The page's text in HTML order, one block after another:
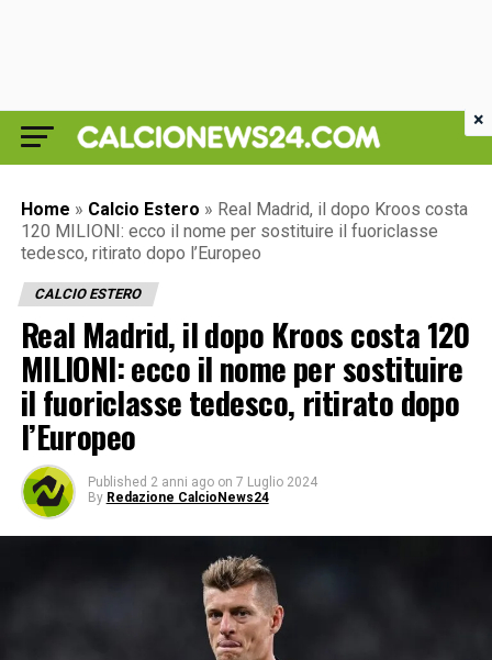
Home » Calcio Estero » Real Madrid, il dopo Kroos costa
120 MILIONI: ecco il nome per sostituire il fuoriclasse
tedesco, ritirato dopo l’Europeo
CALCIO ESTERO
Real Madrid, il dopo Kroos costa 120
MILIONI: ecco il nome per sostituire
il fuoriclasse tedesco, ritirato dopo
l’Europeo
Published 2 anni ago on 7 Luglio 2024
By Redazione CalcioNews24
×